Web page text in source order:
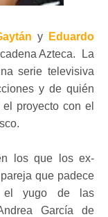
y
Eduardo
Azteca. La
serie televisiva
y de quién
proyecto con el
los que los ex-
que padece
el yugo de las
García de